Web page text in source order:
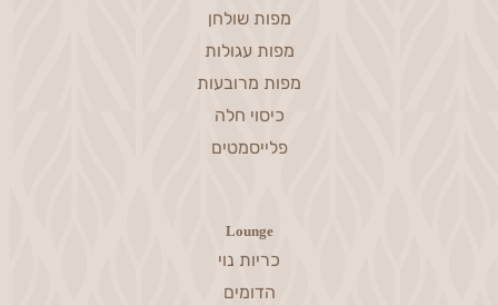
מפות שולחן
מפות עגולות
מפות מרובעות
כיסוי חלה
פלייסמטים
Lounge
כריות נוי
הדומים